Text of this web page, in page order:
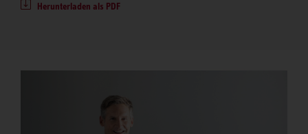
Herunterladen als PDF